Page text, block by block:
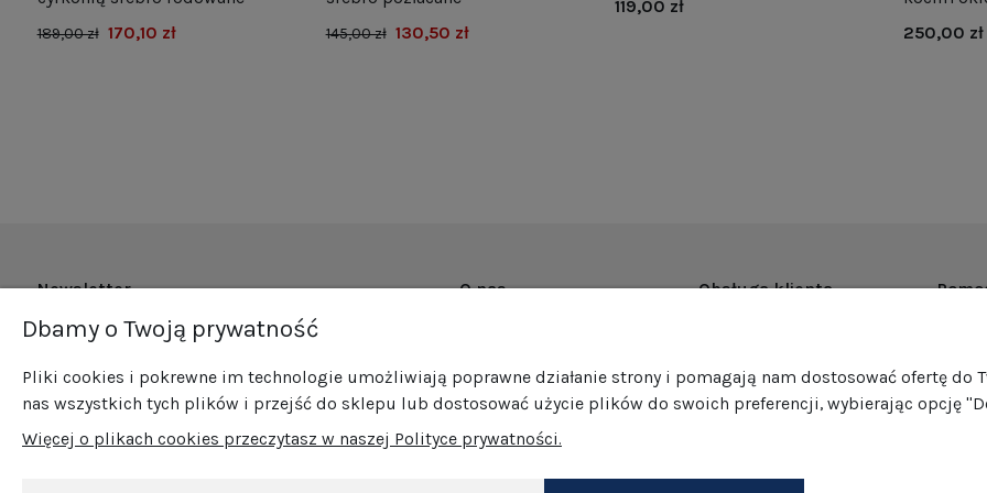
189,00 zł 170,10 zł 145,00 zł 130,50 zł
119,00 zł
250,00 zł
Newsletter
Zapisz się do naszego newslettera i bądź na
promocjami!
O nas
Promocje
Sprzedaż hurtowa
Blog
Obsługa klienta
Formy płatności
Jak pakujemy nasze produkty?
GPSR
Dbamy o Twoją prywatność
Pliki cookies i pokrewne im technologie umożliwiają poprawne działanie strony i pomagają nam dostosować ofertę do
nas wszystkich tych plików i przejść do sklepu lub dostosować użycie plików do swoich preferencji, wybierając opcję
Więcej o plikach cookies przeczytasz w naszej Polityce prywatności.